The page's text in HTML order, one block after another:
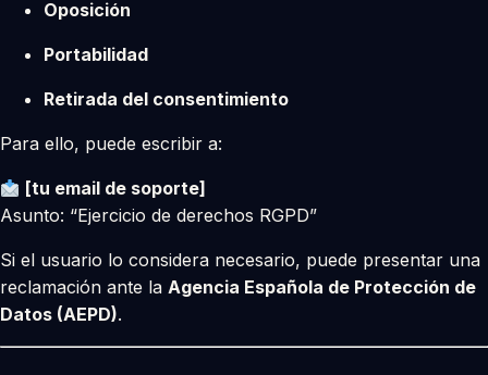
Oposición
Portabilidad
Retirada del consentimiento
Para ello, puede escribir a:
[tu email de soporte]
Asunto: “Ejercicio de derechos RGPD”
Si el usuario lo considera necesario, puede presentar una
reclamación ante la Agencia Española de Protección de
Datos (AEPD).